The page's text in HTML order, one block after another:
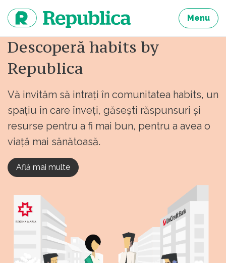
continut
Menu
Descoperă habits by
Republica
Vă invităm să intrați în comunitatea habits, un
spațiu în care înveți, găsești răspunsuri și
resurse pentru a fi mai bun, pentru a avea o
viață mai sănătoasă.
Află mai multe